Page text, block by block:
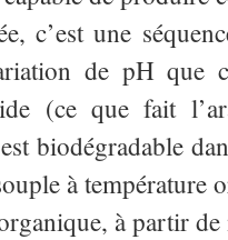
c’est une
de pH que
(ce que fait
biodégradable
à température
à partir